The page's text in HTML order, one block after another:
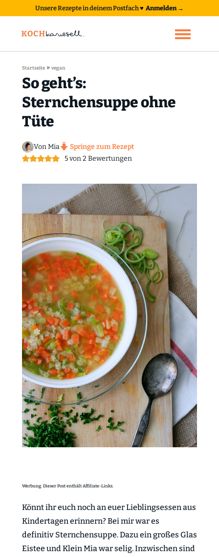
Unsere Rezepte in deinem Postfach♥ Anmelden →
Startseite» vegan
So geht’s:
Sternchensuppe ohne
Tüte
Von Mia
Springe zum Rezept
5von2 Bewertungen
Werbung. Dieser Post enthält Affiliate-Links.
Könnt ihr euch noch an euer Lieblingsessen aus
Kindertagen erinnern? Bei mir war es
definitiv Sternchensuppe. Dazu ein großes Glas
Eistee und Klein Mia war selig. Inzwischen sind